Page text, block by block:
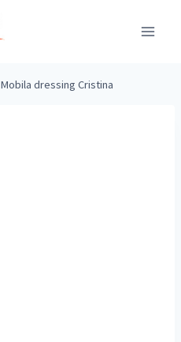
Mobila dressing Cristina